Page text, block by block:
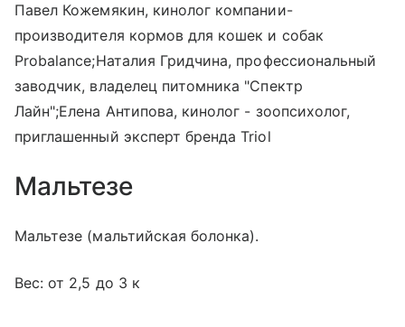
Павел Кожемякин, кинолог компании-
производителя кормов для кошек и собак
Probalancе;Наталия Гридчина, профессиональный
заводчик, владелец питомника "Спектр
Лайн";Елена Антипова, кинолог - зоопсихолог,
приглашенный эксперт бренда Triol
Мальтезе
Мальтезе (мальтийская болонка).
Вес: от 2,5 до 3 к